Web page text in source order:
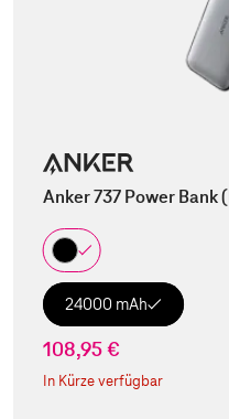
Anker 737 Power Bank
24000 mAh
108,95 €
In Kürze verfügbar